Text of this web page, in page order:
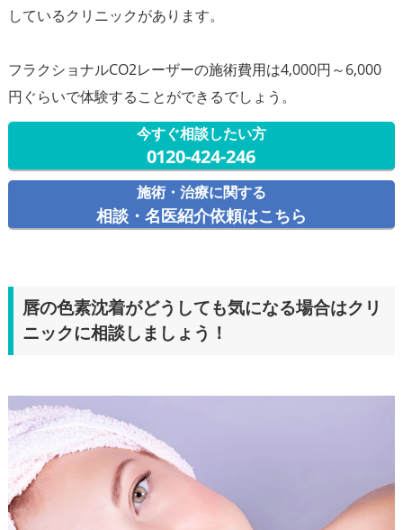
しているクリニックがあります。
フラクショナルCO2レーザーの施術費用は4,000円～6,000
今すぐ相談したい方
0120-424-246
施術・治療に関する
相談・名医紹介依頼はこちら
唇の色素沈着がどうしても気になる場合はクリ
ニックに相談しましょう！